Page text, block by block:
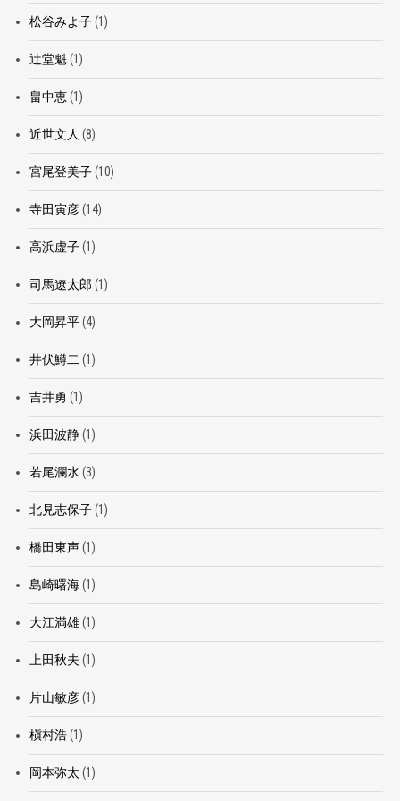
松谷みよ子(1)
辻堂魁(1)
畠中恵(1)
近世文人 (8)
宮尾登美子(10)
寺田寅彦(14)
高浜虚子(1)
司馬遼太郎 (1)
大岡昇平(4)
井伏鱒二 (1)
吉井勇 (1)
浜田波静(1)
若尾瀾水 (3)
北見志保子(1)
橋田東声(1)
島崎曙海(1)
大江満雄(1)
上田秋夫 (1)
片山敏彦(1)
槇村浩(1)
岡本弥太 (1)